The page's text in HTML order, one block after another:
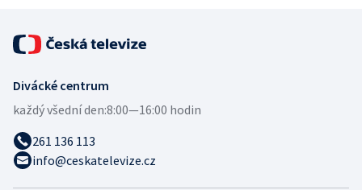
Divácké centrum
každý všední den:8:00—16:00 hodin
261 136 113
info@ceskatelevize.cz